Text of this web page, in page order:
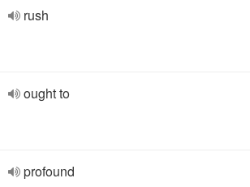
rush
ought to
profound